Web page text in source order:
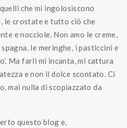
che mi ingolosiscono
le crostate e tutto ciò che
e nocciole. Non amo le creme,
le meringhe, i pasticcini e
Ma farli mi incanta, mi cattura
e non il dolce scontato. Ci
mai nulla di scopiazzato da
questo blog e,